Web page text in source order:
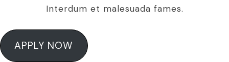
Interdum et malesuada fames.
APPLY NOW